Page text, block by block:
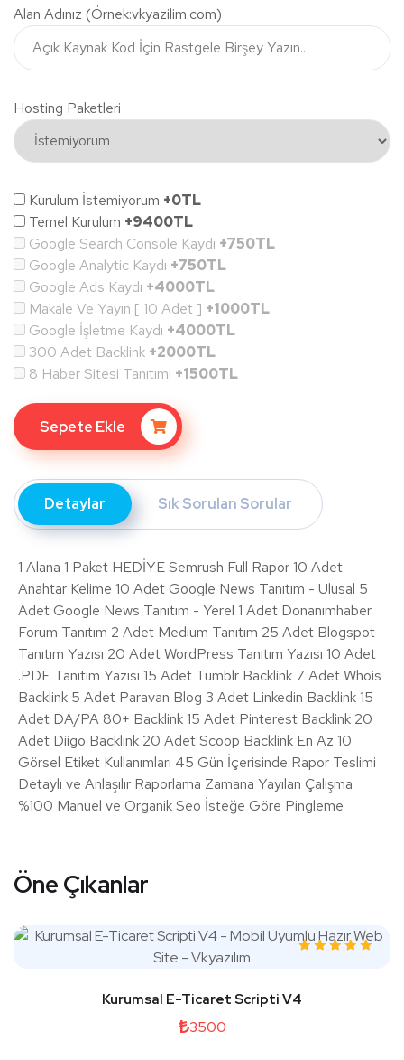
Alan Adınız (Örnek:vkyazilim.com)
Hosting Paketleri
Kurulum İstemiyorum +0TL
Temel Kurulum +9400TL
Google Search Console Kaydı +750TL
Google Analytic Kaydı +750TL
Google Ads Kaydı +4000TL
Makale Ve Yayın [ 10 Adet ] +1000TL
Google İşletme Kaydı +4000TL
300 Adet Backlink +2000TL
8 Haber Sitesi Tanıtımı +1500TL
Sepete Ekle
Detaylar Sık Sorulan Sorular
1 Alana 1 Paket HEDİYE Semrush Full Rapor 10 Adet
Anahtar Kelime 10 Adet Google News Tanıtım - Ulusal 5
Adet Google News Tanıtım - Yerel 1 Adet Donanımhaber
Forum Tanıtım 2 Adet Medium Tanıtım 25 Adet Blogspot
Tanıtım Yazısı 20 Adet WordPress Tanıtım Yazısı 10 Adet
.PDF Tanıtım Yazısı 15 Adet Tumblr Backlink 7 Adet Whois
Backlink 5 Adet Paravan Blog 3 Adet Linkedin Backlink 15
Adet DA/PA 80+ Backlink 15 Adet Pinterest Backlink 20
Adet Diigo Backlink 20 Adet Scoop Backlink En Az 10
Görsel Etiket Kullanımları 45 Gün İçerisinde Rapor Teslimi
Detaylı ve Anlaşılır Raporlama Zamana Yayılan Çalışma
%100 Manuel ve Organik Seo İsteğe Göre Pingleme
Öne Çıkanlar
Kurumsal E-Ticaret Scripti V4
3500